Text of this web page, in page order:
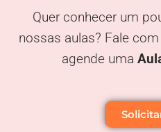
Quer conhecer um
nossas aulas? Fale
agende uma